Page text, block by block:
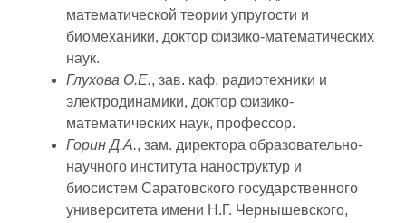
математической теории упругости и
биомеханики, доктор физико-математических
наук.
Глухова О.Е., зав. каф. радиотехники и
электродинамики, доктор физико-
математических наук, профессор.
Горин Д.А., зам. директора образовательно-
научного института наноструктур и
биосистем Саратовского государственного
университета имени Н.Г. Чернышевского,